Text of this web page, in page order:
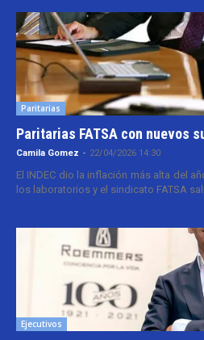
Paritarias
Paritarias FATSA con nuevos
Camila Gomez - 22/04/2026 14:30
El INDEC dio la inflación más alta del
los laboratorios y el sindicato FATSA
Ejecutivos